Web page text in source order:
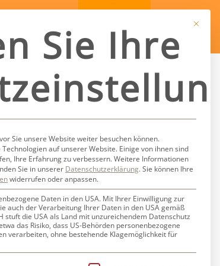
Mit
Sie Ihre
Sie unsere Website weiter besuchen können.
auf unserer Website. Einige von ihnen sind
Ihre Erfahrung zu verbessern.Weitere Informationen
Sie in unserer Datenschutzerklärung.Sie können Ihre
widerrufen oder anpassen.
Daten in den USA. Mit Ihrer Einwilligung zur
auch der Verarbeitung Ihrer Daten in den USA gemäß
stuft die USA als Land mit unzureichendem Datenschutz
das Risiko, dass US-Behörden personenbezogene
verarbeiten, ohne bestehende Klagemöglichkeit für